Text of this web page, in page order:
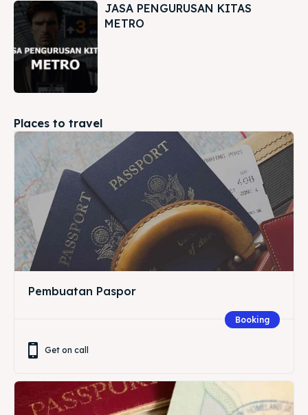
JASA PENGURUSAN KITAS
METRO
Places to travel
Pembuatan Paspor
Booking
Get on call